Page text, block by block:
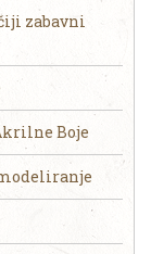
zabavni
Boje
modeliranje